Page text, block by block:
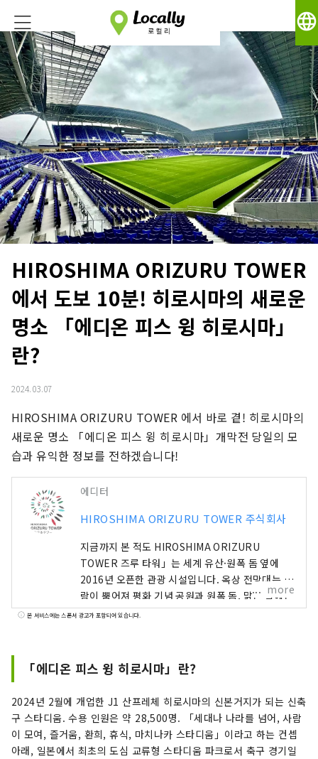
language
HIROSHIMA ORIZURU TOWER
에서 도보 10분! 히로시마의 새로운
명소 「에디온 피스 윙 히로시마」
란?
2024.03.07
HIROSHIMA ORIZURU TOWER 에서 바로 곁! 히로시마의
새로운 명소 「에디온 피스 윙 히로시마」개막전 당일의 모
습과 유익한 정보를 전하겠습니다!
에디터
HIROSHIMA ORIZURU TOWER 주식회사
지금까지 본 적도 HIROSHIMA ORIZURU
TOWER 즈루 타워」는 세계 유산·원폭 돔 옆에
2016년 오픈한 관광 시설입니다. 옥상 전망대는 바
람이 뿜어져 평화 기념 공원과 원폭 돔, 맑은 날에는
미야지마의 야마야마까지 바라볼 수 있습니다. 12
투입하는 체험을 하실 수 있습니다. 또한 1층에는
현지에서 사랑받는 상품을 취급하는 물산관과 히로
시마의 식재료를 맛볼 수 있는 카페를 병설하고 있
습니다.
more
본 서비스에는 스폰서 광고가 포함되어 있습니다.
「에디온 피스 윙 히로시마」란?
2024년 2월에 개업한 J1 산프레체 히로시마의 신본거지가 되는 신축
구 스타디움. 수용 인원은 약 28,500명. 「세대나 나라를 넘어, 사람
이 모여, 즐거움, 환희, 휴식, 마치나카 스타디움」이라고 하는 컨셉
아래, 일본에서 최초의 도심 교류형 스타디움 파크로서 축구 경기일